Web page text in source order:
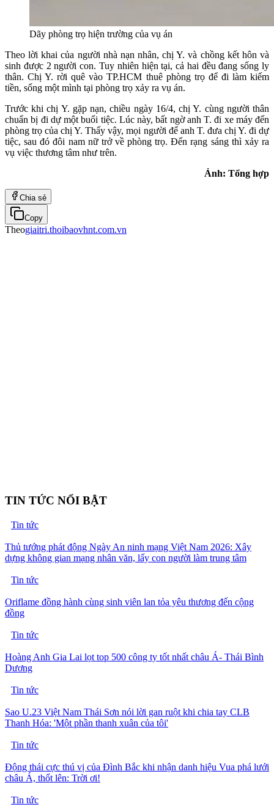
Dãy phòng trọ hiện trường của vụ án
Theo lời khai của người nhà nạn nhân, chị Y. và chồng kết hôn và
sinh được 2 người con. Tuy nhiên hiện tại, cả hai đều đang sống ly
thân. Chị Y. rời quê vào TP.HCM thuê phòng trọ để đi làm kiếm
tiền, sống một mình tại phòng trọ xảy ra vụ án.
Trước khi chị Y. gặp nạn, chiều ngày 16/4, chị Y. cùng người thân
chuẩn bị đi dự một buổi tiệc. Lúc này, bất ngờ anh T. đi xe máy đến
phòng trọ của chị Y. Thấy vậy, mọi người để anh T. đưa chị Y. đi dự
tiệc, sau đó đôi nam nữ trở về phòng trọ. Đến rạng sáng thì xảy ra
vụ việc thương tâm như trên.
Ảnh: Tổng hợp
Chia sẻ
Copy
Theogiaitri.thoibaovhnt.com.vn
TIN TỨC NỔI BẬT
Tin tức
Thủ tướng phát động Ngày An ninh mạng Việt Nam 2026: Xây
dựng không gian mạng nhân văn, lấy con người làm trung tâm
Tin tức
Oriflame đồng hành cùng sinh viên lan tỏa yêu thương đến cộng
đồng
Tin tức
Hoàng Anh Gia Lai lọt top 500 công ty tốt nhất châu Á- Thái Bình
Dương
Tin tức
Sao U.23 Việt Nam Thái Sơn nói lời gan ruột khi chia tay CLB
Thanh Hóa: 'Một phần thanh xuân của tôi'
Tin tức
Động thái cực thú vị của Đình Bắc khi nhận danh hiệu Vua phá lưới
châu Á, thốt lên: Trời ơi!
Tin tức